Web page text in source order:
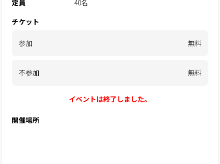
定員
40名
チケット
参加 無料
不参加 無料
イベントは終了しました。
開催場所